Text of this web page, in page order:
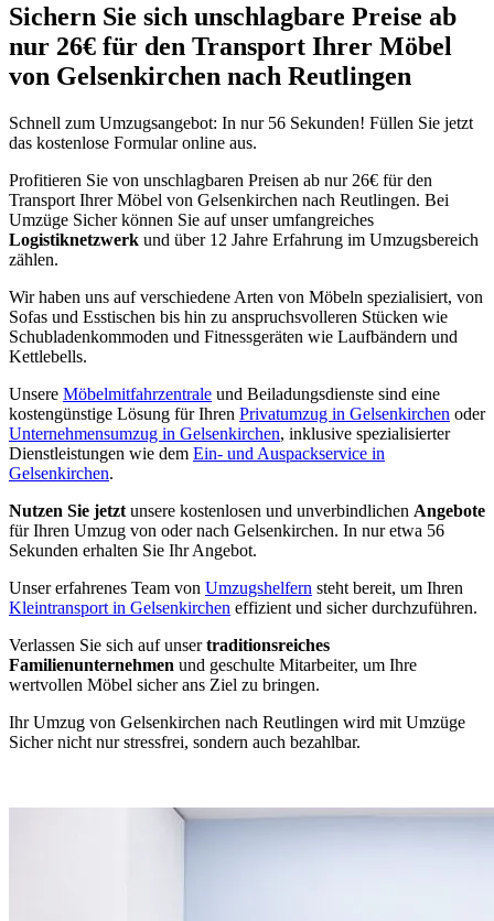
Sichern Sie sich unschlagbare Preise ab
nur 26€ für den Transport Ihrer Möbel
von Gelsenkirchen nach Reutlingen
Schnell zum Umzugsangebot: In nur 56 Sekunden! Füllen Sie jetzt
das kostenlose Formular online aus.
Profitieren Sie von unschlagbaren Preisen ab nur 26€ für den
Transport Ihrer Möbel von Gelsenkirchen nach Reutlingen. Bei
Umzüge Sicher können Sie auf unser umfangreiches
Logistiknetzwerk und über 12 Jahre Erfahrung im Umzugsbereich
zählen.
Wir haben uns auf verschiedene Arten von Möbeln spezialisiert, von
Sofas und Esstischen bis hin zu anspruchsvolleren Stücken wie
Schubladenkommoden und Fitnessgeräten wie Laufbändern und
Kettlebells.
Unsere Möbelmitfahrzentrale und Beiladungsdienste sind eine
kostengünstige Lösung für Ihren Privatumzug in Gelsenkirchen oder
Unternehmensumzug in Gelsenkirchen, inklusive spezialisierter
Dienstleistungen wie dem Ein- und Auspackservice in
Gelsenkirchen.
Nutzen Sie jetzt unsere kostenlosen und unverbindlichen Angebote
für Ihren Umzug von oder nach Gelsenkirchen. In nur etwa 56
Sekunden erhalten Sie Ihr Angebot.
Unser erfahrenes Team von Umzugshelfern steht bereit, um Ihren
Kleintransport in Gelsenkirchen effizient und sicher durchzuführen.
Verlassen Sie sich auf unsertraditionsreiches
Familienunternehmen und geschulte Mitarbeiter, um Ihre
wertvollen Möbel sicher ans Ziel zu bringen.
Ihr Umzug von Gelsenkirchen nach Reutlingen wird mit Umzüge
Sicher nicht nur stressfrei, sondern auch bezahlbar.